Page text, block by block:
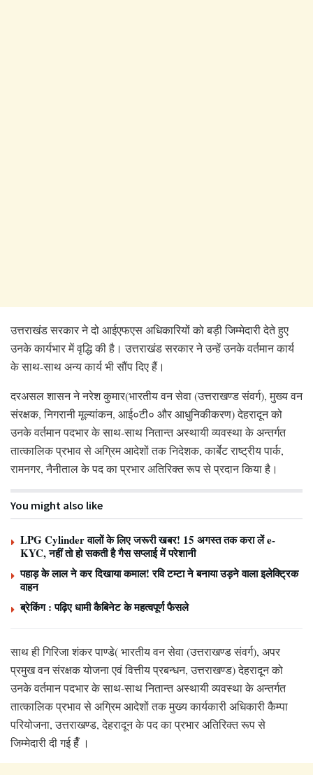
उत्तराखंड सरकार ने दो आईएफएस अधिकारियों को बड़ी जिम्मेदारी देते हुए
उनके कार्यभार में वृद्धि की है। उत्तराखंड सरकार ने उन्हें उनके वर्तमान कार्य
के साथ-साथ अन्य कार्य भी सौंप दिए हैं।
दरअसल शासन ने नरेश कुमार(भारतीय वन सेवा (उत्तराखण्ड संवर्ग), मुख्य वन
संरक्षक, निगरानी मूल्यांकन, आई०टी० और आधुनिकीकरण) देहरादून को
उनके वर्तमान पदभार के साथ-साथ नितान्त अस्थायी व्यवस्था के अन्तर्गत
तात्कालिक प्रभाव से अग्रिम आदेशों तक निदेशक, कार्बेट राष्ट्रीय पार्क,
रामनगर, नैनीताल के पद का प्रभार अतिरिक्त रूप से प्रदान किया है।
You might also like
LPG Cylinder वालों के लिए जरूरी खबर! 15 अगस्त तक करा लें e-
KYC, नहीं तो हो सकती है गैस सप्लाई में परेशानी
पहाड़ के लाल ने कर दिखाया कमाल! रवि टम्टा ने बनाया उड़ने वाला इलेक्ट्रिक
वाहन
ब्रेकिंग : पढ़िए धामी कैबिनेट के महत्वपूर्ण फैसले
साथ ही गिरिजा शंकर पाण्डे( भारतीय वन सेवा (उत्तराखण्ड संवर्ग), अपर
प्रमुख वन संरक्षक योजना एवं वित्तीय प्रबन्धन, उत्तराखण्ड) देहरादून को
उनके वर्तमान पदभार के साथ-साथ नितान्त अस्थायी व्यवस्था के अन्तर्गत
तात्कालिक प्रभाव से अग्रिम आदेशों तक मुख्य कार्यकारी अधिकारी कैम्पा
परियोजना, उत्तराखण्ड, देहरादून के पद का प्रभार अतिरिक्त रूप से
जिम्मेदारी दी गई हैँ ।